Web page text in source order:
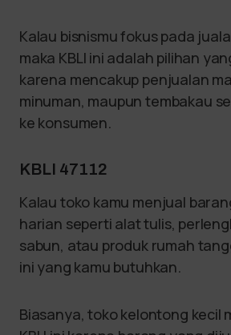
Kalau bisnismu fokus pada
maka KBLI ini adalah pilihan
karena mencakup penjualan
minuman, maupun tembakau
ke konsumen.
KBLI 47112
Kalau toko kamu menjual
harian seperti alat tulis,
sabun, atau produk rumah
ini yang kamu butuhkan.
Biasanya, toko kelontong kecil